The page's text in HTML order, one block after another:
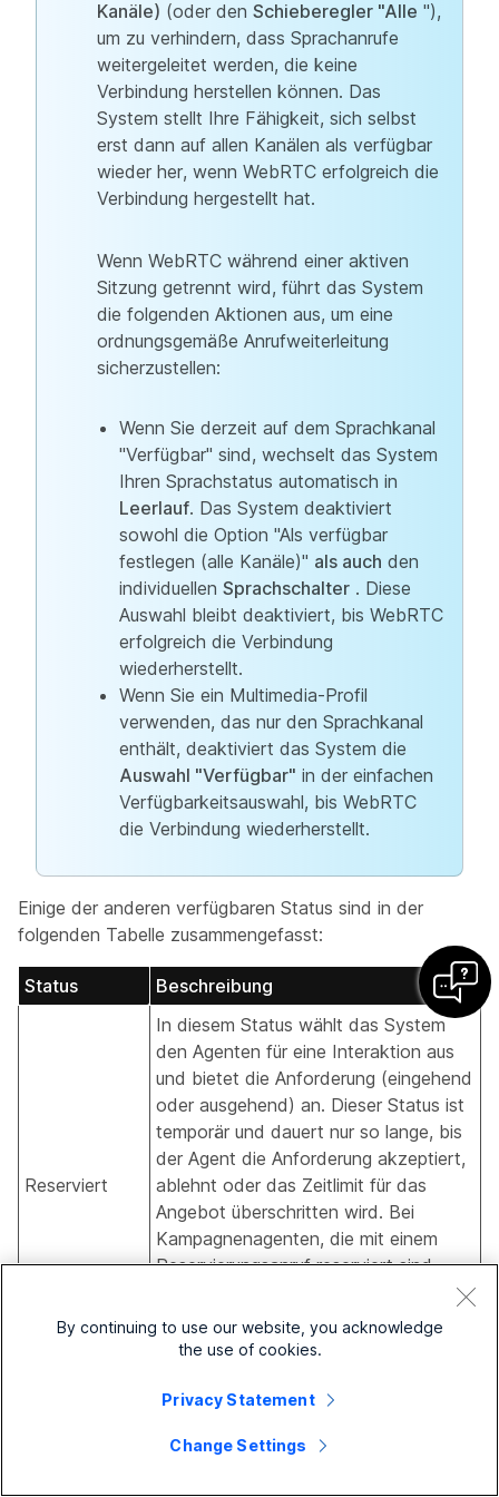
Kanäle) (oder den Schieberegler "Alle "),
um zu verhindern, dass Sprachanrufe
weitergeleitet werden, die keine
Verbindung herstellen können. Das
System stellt Ihre Fähigkeit, sich selbst
erst dann auf allen Kanälen als verfügbar
wieder her, wenn WebRTC erfolgreich die
Verbindung hergestellt hat.
Wenn WebRTC während einer aktiven
Sitzung getrennt wird, führt das System
die folgenden Aktionen aus, um eine
ordnungsgemäße Anrufweiterleitung
sicherzustellen:
Wenn Sie derzeit auf dem Sprachkanal
"Verfügbar" sind, wechselt das System
Ihren Sprachstatus automatisch in
Leerlauf. Das System deaktiviert
sowohl die Option "Als verfügbar
festlegen (alle Kanäle)" als auch den
individuellen Sprachschalter . Diese
Auswahl bleibt deaktiviert, bis WebRTC
erfolgreich die Verbindung
wiederherstellt.
Wenn Sie ein Multimedia-Profil
verwenden, das nur den Sprachkanal
enthält, deaktiviert das System die
Auswahl "Verfügbar" in der einfachen
Verfügbarkeitsauswahl, bis WebRTC
die Verbindung wiederherstellt.
Einige der anderen verfügbaren Status sind in der
folgenden Tabelle zusammengefasst:
Status Beschreibung
Reserviert
In diesem Status wählt das System
den Agenten für eine Interaktion aus
und bietet die Anforderung (eingehend
oder ausgehend) an. Dieser Status ist
temporär und dauert nur so lange, bis
der Agent die Anforderung akzeptiert,
ablehnt oder das Zeitlimit für das
Angebot überschritten wird. Bei
Kampagnenagenten, die mit einem
Reservierungsanruf reserviert sind,
"Reserviert" und nicht als "Engagiert"
an.
Interaktion aus, wie z. B. die Eingabe
von Notizen oder die Aktualisierung
Abschluss dieser Aufgaben wechselt
By continuing to use our website, you acknowledge
the use of cookies.
Privacy Statement
Change Settings